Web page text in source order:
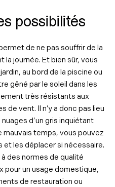
possibilités
de ne pas souffrir de la
la journée. Et bien sûr, vous
au bord de la piscine ou
gêné par le soleil dans les
très résistants aux
de vent. Il n’y a donc pas lieu
d’un gris inquiétant
mauvais temps, vous pouvez
les déplacer si nécessaire.
des normes de qualité
pour un usage domestique,
de restauration ou